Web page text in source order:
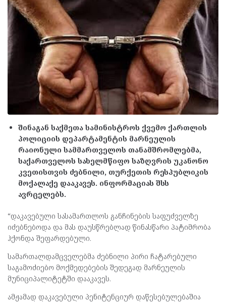
შინაგან საქმეთა სამინისტროს ქვემო ქართლის
პოლიციის დეპარტამენტის მარნეულის
რაიონული სამმართველოს თანამშრომლებმა,
საქართველოს სახელმწიფო საზღვრის უკანონო
კვეთისთვის ძებნილი, თურქეთის რესპუბლიკის
მოქალაქე დააკავეს. ინფორმაციას შსს
ავრცელებს.
“დაკავებული სასამართლოს განჩინების საფუძველზე
იძებნებოდა და მას დაუსწრებლად წინასწარი პატიმრობა
ჰქონდა შეფარდებული.
სამართალდამცველებმა ძებნილი პირი ჩატარებული
საგამოძიებო მოქმედებების შედეგად მარნეულის
მუნიციპალიტეტში დააკავეს.
ამჟამად დაკავებული პენიტენციურ დაწესებულებაშია